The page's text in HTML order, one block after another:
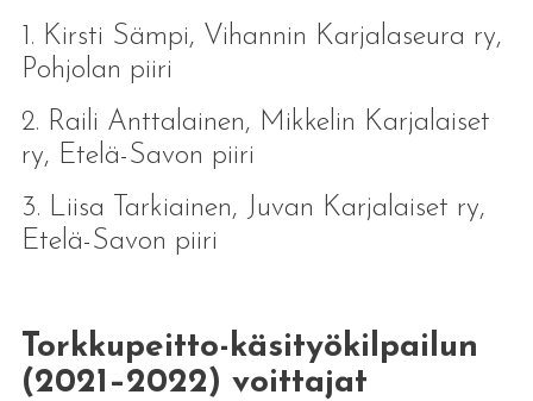
1. Kirsti Sämpi, Vihannin Karjalaseura ry,
Pohjolan piiri
2. Raili Anttalainen, Mikkelin Karjalaiset
ry, Etelä-Savon piiri
3. Liisa Tarkiainen, Juvan Karjalaiset ry,
Etelä-Savon piiri
Torkkupeitto-käsityökilpailun
(2021–2022) voittajat